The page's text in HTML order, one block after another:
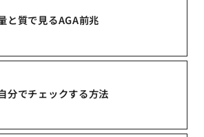
と質で見るAGA前兆
分でチェックする方法